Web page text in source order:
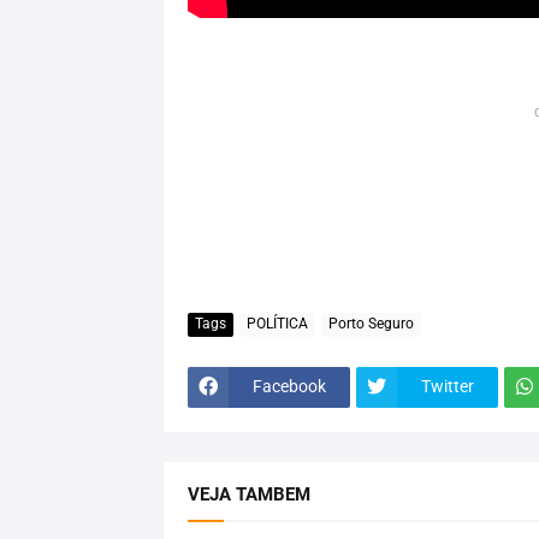
Tags POLÍTICA Porto Seguro
Facebook Twitter
VEJA TAMBEM